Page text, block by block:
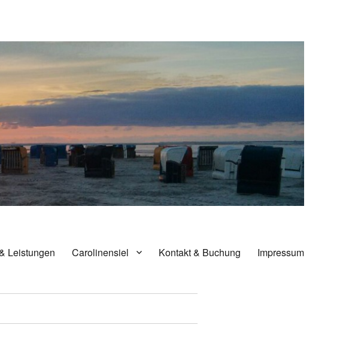
Leistungen Carolinensiel Kontakt & Buchung Impressum